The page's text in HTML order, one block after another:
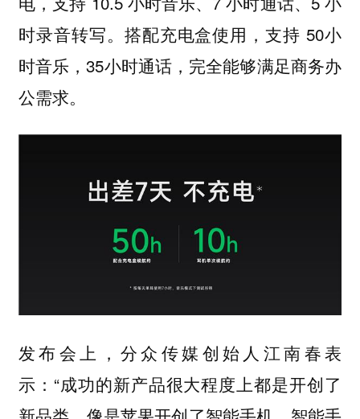
时录音转写。搭配充电盒使用，支持 50小
时音乐，35小时通话，完全能够满足商务办
公需求。
发布会上，分众传媒创始人江南春表
示：“成功的新产品很大程度上都是开创了